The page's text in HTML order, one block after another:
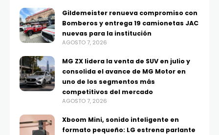
Gildemeister renueva compromiso con
Bomberos y entrega 19 camionetas JAC
nuevas para la institución
AGOSTO 7, 2026
MG ZX lidera la venta de SUV en julio y
consolida el avance de MG Motor en
uno de los segmentos más
competitivos del mercado
AGOSTO 7, 2026
Xboom Mini, sonido inteligente en
formato pequeño: LG estrena parlante